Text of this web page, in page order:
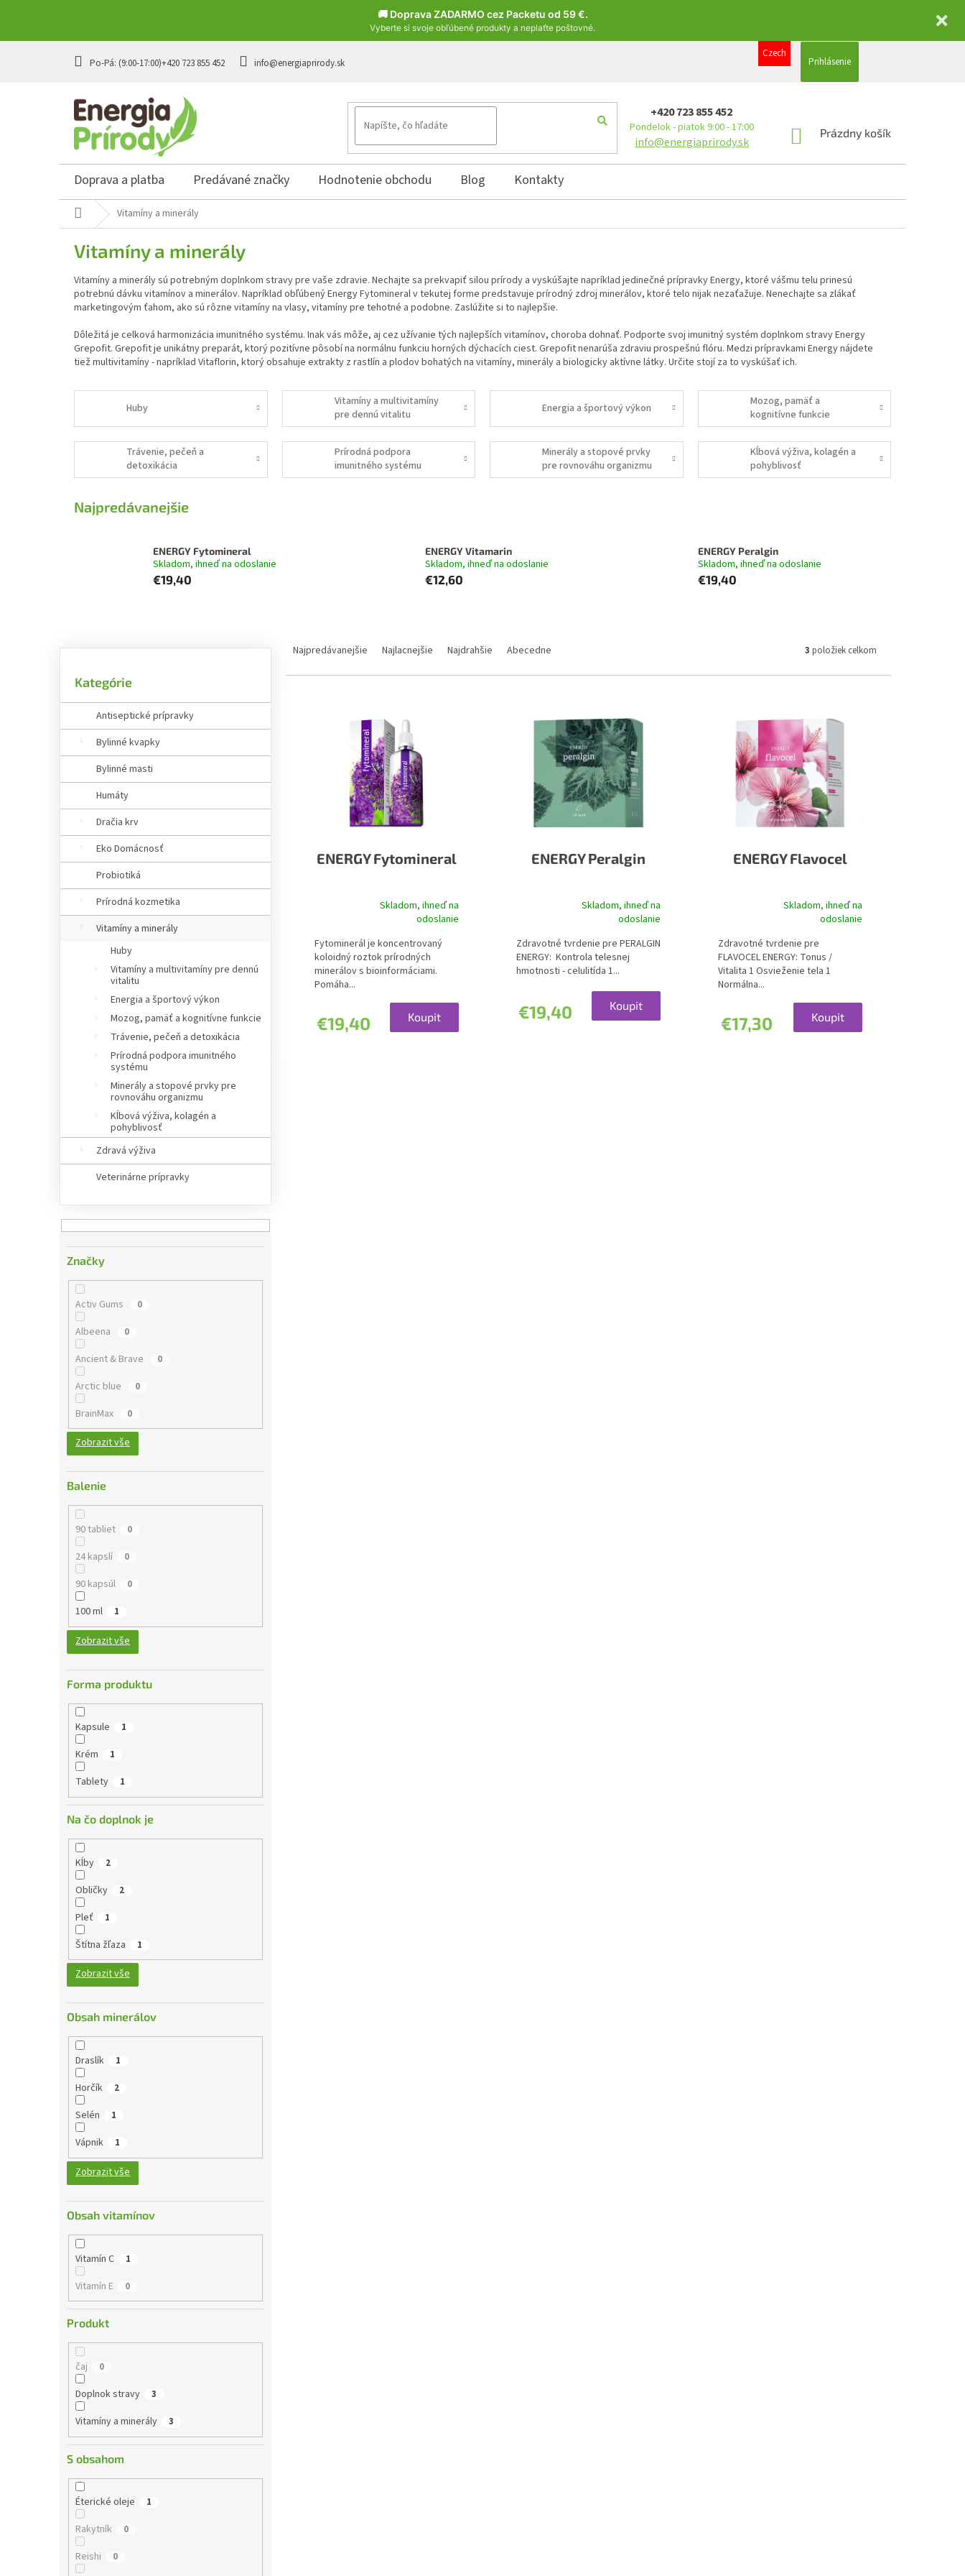
🚚 Doprava ZADARMO cez Packetu od 59 €.
Vyberte si svoje obľúbené produkty a neplaťte poštovné.
+420 723 855 452 info@energiaprirody.sk
Czech
Prihlásenie
+420 723 855 452
Pondelok - piatok 9:00 - 17:00
info@energiaprirody.sk
NÁKUPNÝ
Prázdny košík
Doprava a platba Predávané značky Hodnotenie obchodu Blog Kontakty
DomovVitamíny a minerály
Vitamíny a minerály
Vitamíny a minerály sú potrebným doplnkom stravy pre vaše zdravie. Nechajte sa prekvapiť silou prírody a vyskúšajte napríklad jedinečné prípravky Energy, ktoré vášmu telu prinesú
potrebnú dávku vitamínov a minerálov. Napríklad obľúbený Energy Fytomineral v tekutej forme predstavuje prírodný zdroj minerálov, ktoré telo nijak nezaťažuje. Nenechajte sa zlákať
marketingovým ťahom, ako sú rôzne vitamíny na vlasy, vitamíny pre tehotné a podobne. Zaslúžite si to najlepšie.
Dôležitá je celková harmonizácia imunitného systému. Inak vás môže, aj cez užívanie tých najlepších vitamínov, choroba dohnať. Podporte svoj imunitný systém doplnkom stravy Energy
Grepofit. Grepofit je unikátny preparát, ktorý pozitívne pôsobí na normálnu funkciu horných dýchacích ciest. Grepofit nenarúša zdraviu prospešnú flóru. Medzi prípravkami Energy nájdete
tiež multivitamíny - napríklad Vitaflorin, ktorý obsahuje extrakty z rastlín a plodov bohatých na vitamíny, minerály a biologicky aktívne látky. Určite stojí za to vyskúšať ich.
Huby
Vitamíny a multivitamíny
pre dennú vitalitu
Energia a športový výkon
Mozog, pamäť a
kognitívne funkcie
Trávenie, pečeň a
detoxikácia
Prírodná podpora
imunitného systému
Minerály a stopové prvky
pre rovnováhu organizmu
Kĺbová výživa, kolagén a
pohyblivosť
Najpredávanejšie
ENERGY Fytomineral
Skladom, ihneď na odoslanie
€19,40
ENERGY Vitamarin
Skladom, ihneď na odoslanie
€12,60
ENERGY Peralgin
Skladom, ihneď na odoslanie
€19,40
o
a
e
kategórie
Kategórie
Antiseptické prípravky
Bylinné kvapky
Bylinné masti
Humáty
Dračia krv
Eko Domácnosť
Probiotiká
Prírodná kozmetika
Vitamíny a minerály
Huby
Vitamíny a multivitamíny pre dennú
vitalitu
Energia a športový výkon
Mozog, pamäť a kognitívne funkcie
Trávenie, pečeň a detoxikácia
Prírodná podpora imunitného
systému
Minerály a stopové prvky pre
rovnováhu organizmu
Kĺbová výživa, kolagén a
pohyblivosť
Zdravá výživa
Veterinárne prípravky
Značky
Activ Gums 0
Albeena 0
Ancient & Brave 0
Arctic blue 0
BrainMax 0
Zobrazit vše
Balenie
90 tabliet 0
24 kapslí 0
90 kapsúl 0
100 ml 1
Zobrazit vše
Forma produktu
Kapsule 1
Krém 1
Tablety 1
Na čo doplnok je
Kĺby 2
Obličky 2
Pleť 1
Štítna žľaza 1
Zobrazit vše
Obsah minerálov
Draslík 1
Horčík 2
Selén 1
Vápnik 1
Zobrazit vše
Obsah vitamínov
Vitamín C 1
Vitamín E 0
Produkt
čaj 0
Doplnok stravy 3
Vitamíny a minerály 3
S obsahom
Éterické oleje 1
Rakytník 0
Reishi 0
e
Najpredávanejšie Najlacnejšie Najdrahšie Abecedne 3 položiek celkom
ENERGY Fytomineral
produktu
je
5,0
z
Skladom, ihneď na
odoslanie
€19,40 Koupit
Fytominerál je koncentrovaný
koloidný roztok prírodných
minerálov s bioinformáciami.
Pomáha...
ENERGY Peralgin
produktu
je
5,0
hviezdičiek.
Skladom, ihneď na
odoslanie
€19,40 Koupit
Zdravotné tvrdenie pre PERALGIN
ENERGY: Kontrola telesnej
hmotnosti - celulitída 1...
ENERGY Flavocel
produktu
je
5,0
z
Skladom, ihneď na
odoslanie
€17,30 Koupit
Zdravotné tvrdenie pre
FLAVOCEL ENERGY: Tonus /
Vitalita 1 Osvieženie tela 1
Normálna...